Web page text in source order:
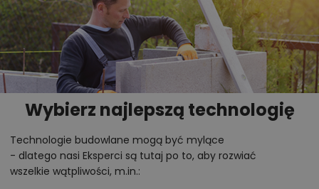
Wybierz najlepszą technologię
Technologie budowlane mogą być mylące
- dlatego nasi Eksperci są tutaj po to, aby rozwiać
wszelkie wątpliwości, m.in.: